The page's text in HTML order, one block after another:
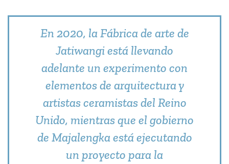
En 2020, la Fábrica de arte de
Jatiwangi está llevando
adelante un experimento con
elementos de arquitectura y
artistas ceramistas del Reino
Unido, mientras que el gobierno
de Majalengka está ejecutando
un proyecto para la